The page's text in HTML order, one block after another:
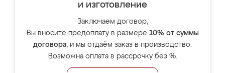
и изготовление
Заключаем договор,
Вы вносите предоплату в размере 10% от суммы
договора, и мы отдаём заказ в производство.
Возможна оплата в рассрочку без %.